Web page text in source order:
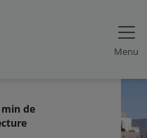
Menu
min de